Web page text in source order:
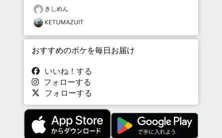
きしめん
KETUMAZUIT
おすすめのボケを毎日お届け
いいね！する
フォローする
フォローする